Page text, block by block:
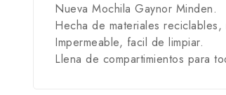
Nueva Mochila Gaynor Minden.
Hecha de materiales
Impermeable, facil de limpiar.
Llena de compartimientos para